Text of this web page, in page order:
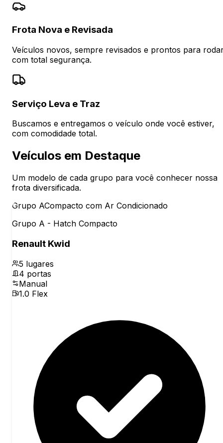
Frota Nova e Revisada
Veículos novos, sempre revisados e prontos para
com total segurança.
Serviço Leva e Traz
Buscamos e entregamos o veículo onde você estiver,
com comodidade total.
Veículos em Destaque
Um modelo de cada grupo para você conhecer nossa
frota diversificada.
Grupo ACompacto com Ar Condicionado
Grupo A - Hatch Compacto
Renault Kwid
5 lugares
4 portas
Manual
1.0 Flex